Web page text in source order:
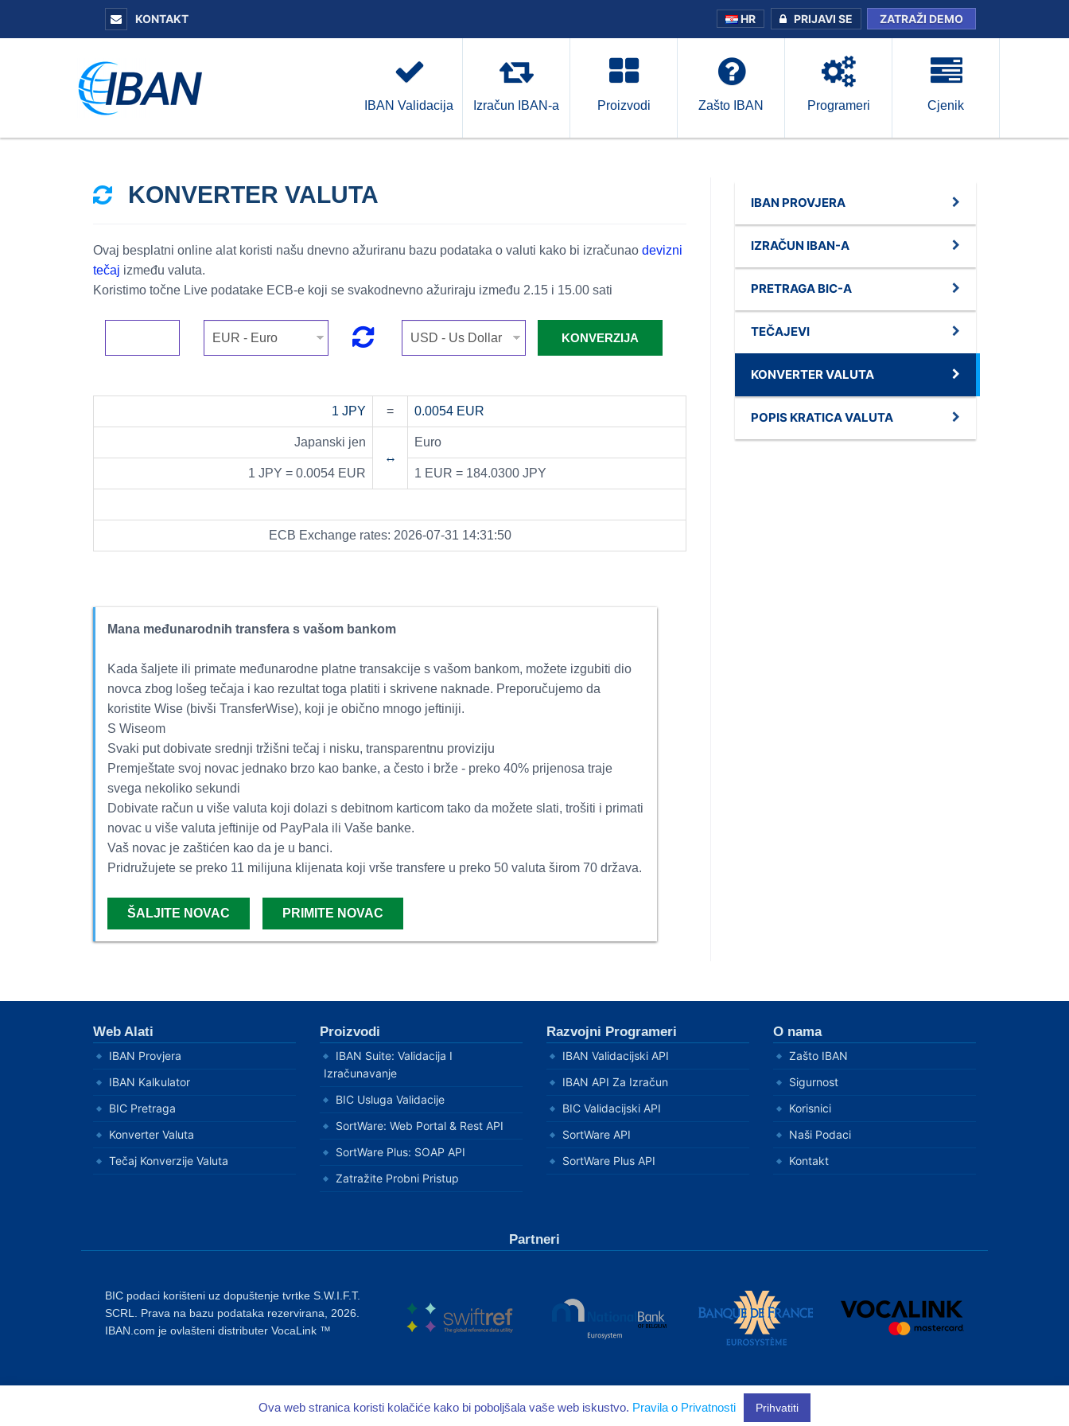
KONTAKT HR PRIJAVI SE ZATRAŽI DEMO
IBAN Validacija Izračun IBAN-a Proizvodi Zašto IBAN Programeri Cjenik
KONVERTER VALUTA
Ovaj besplatni online alat koristi našu dnevno ažuriranu bazu podataka o valuti kako bi izračunao devizni
tečaj između valuta.
Koristimo točne Live podatake ECB-e koji se svakodnevno ažuriraju između 2.15 i 15.00 sati
1 JPY = 0.0054 EUR
Japanski jen
↔
Euro
1 JPY = 0.0054 EUR 1 EUR = 184.0300 JPY
ECB Exchange rates: 2026-07-31 14:31:50
Mana međunarodnih transfera s vašom bankom
Kada šaljete ili primate međunarodne platne transakcije s vašom bankom, možete izgubiti dio
novca zbog lošeg tečaja i kao rezultat toga platiti i skrivene naknade. Preporučujemo da
koristite Wise (bivši TransferWise), koji je obično mnogo jeftiniji.
S Wiseom
Svaki put dobivate srednji tržišni tečaj i nisku, transparentnu proviziju
Premještate svoj novac jednako brzo kao banke, a često i brže - preko 40% prijenosa traje
svega nekoliko sekundi
Dobivate račun u više valuta koji dolazi s debitnom karticom tako da možete slati, trošiti i primati
novac u više valuta jeftinije od PayPala ili Vaše banke.
Vaš novac je zaštićen kao da je u banci.
Pridružujete se preko 11 milijuna klijenata koji vrše transfere u preko 50 valuta širom 70 država.
ŠALJITE NOVAC PRIMITE NOVAC
IBAN PROVJERA
IZRAČUN IBAN-A
PRETRAGA BIC-A
TEČAJEVI
KONVERTER VALUTA
POPIS KRATICA VALUTA
Web Alati
IBAN Provjera
IBAN Kalkulator
BIC Pretraga
Konverter Valuta
Tečaj Konverzije Valuta
Proizvodi
IBAN Suite: Validacija I
Izračunavanje
BIC Usluga Validacije
SortWare: Web Portal & Rest API
SortWare Plus: SOAP API
Zatražite Probni Pristup
Razvojni Programeri
IBAN Validacijski API
IBAN API Za Izračun
BIC Validacijski API
SortWare API
SortWare Plus API
O nama
Zašto IBAN
Sigurnost
Korisnici
Naši Podaci
Kontakt
Partneri
BIC podaci korišteni uz dopuštenje tvrtke S.W.I.F.T.
SCRL. Prava na bazu podataka rezervirana, 2026.
IBAN.com je ovlašteni distributer VocaLink ™
Privatnost Uvjeti DPA SLA Sigurnost Kontakt
Ova web stranica koristi kolačiće kako bi poboljšala vaše web iskustvo. Pravila o Privatnosti Prihvatiti